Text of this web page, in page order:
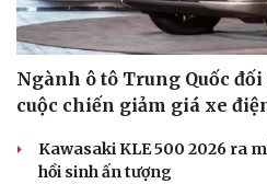
Ngành ô tô Trung Quốc
cuộc chiến giảm giá xe
Kawasaki KLE 500 2026 ra
hồi sinh ấn tượng